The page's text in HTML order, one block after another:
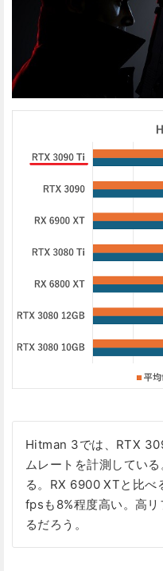
Hitman 3では、RTX
ムレートを計測してい
る。RX 6900 XTと比べ
fpsも8%程度高い。高
るだろう。